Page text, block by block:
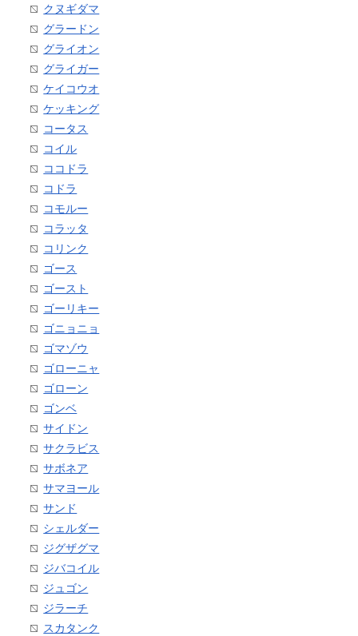
クヌギダマ
グラードン
グライオン
グライガー
ケイコウオ
ケッキング
コータス
コイル
ココドラ
コドラ
コモルー
コラッタ
コリンク
ゴース
ゴースト
ゴーリキー
ゴニョニョ
ゴマゾウ
ゴローニャ
ゴローン
ゴンベ
サイドン
サクラビス
サボネア
サマヨール
サンド
シェルダー
ジグザグマ
ジバコイル
ジュゴン
ジラーチ
スカタンク